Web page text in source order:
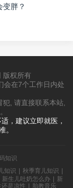
胖？
版权所有
会在7个工作日内处
, 请直接联系本站,
，建议立即就医，
。
知识
知识 | 秋季育儿知识 |
新生儿吐奶怎么办 | 新
是凉性 | 胎教音乐